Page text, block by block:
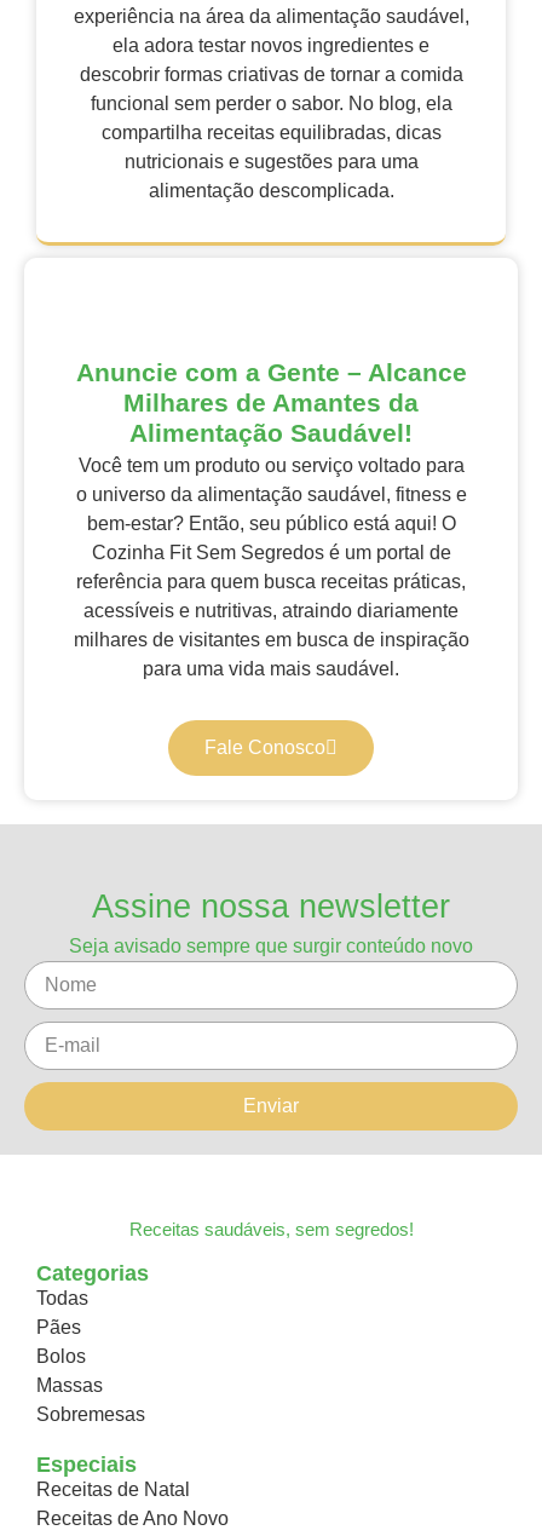
experiência na área da alimentação saudável,
ela adora testar novos ingredientes e
descobrir formas criativas de tornar a comida
funcional sem perder o sabor. No blog, ela
compartilha receitas equilibradas, dicas
nutricionais e sugestões para uma
alimentação descomplicada.
Anuncie com a Gente – Alcance
Milhares de Amantes da
Alimentação Saudável!
Você tem um produto ou serviço voltado para
o universo da alimentação saudável, fitness e
bem-estar? Então, seu público está aqui! O
Cozinha Fit Sem Segredos é um portal de
referência para quem busca receitas práticas,
acessíveis e nutritivas, atraindo diariamente
milhares de visitantes em busca de inspiração
para uma vida mais saudável.
Fale Conosco
Assine nossa newsletter
Seja avisado sempre que surgir conteúdo novo
Enviar
Receitas saudáveis, sem segredos!
Categorias
Todas
Pães
Bolos
Massas
Sobremesas
Especiais
Receitas de Natal
Receitas de Ano Novo